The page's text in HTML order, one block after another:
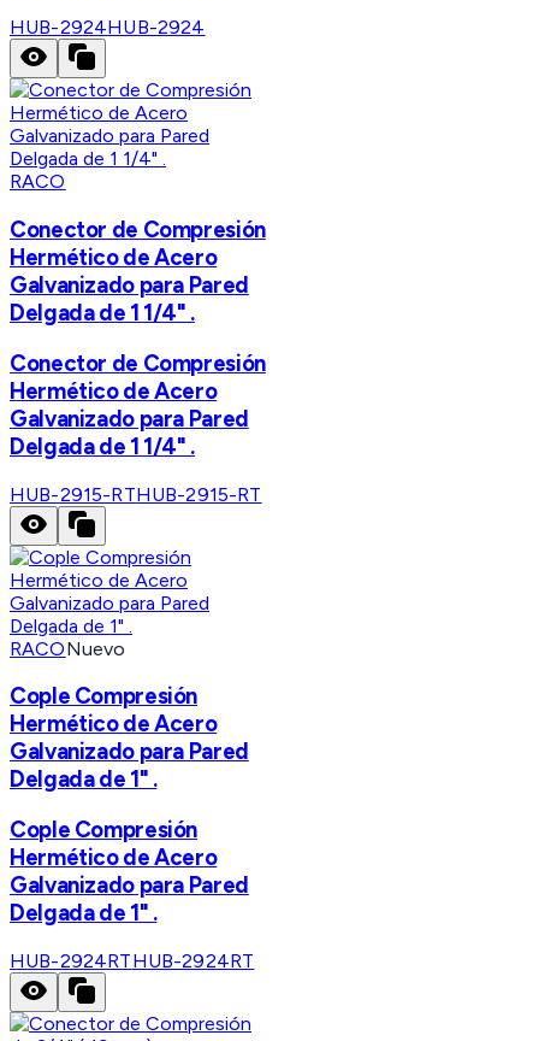
HUB-2924HUB-2924
RACO
Conector de Compresión
Hermético de Acero
Galvanizado para Pared
Delgada de 1 1/4" .
Conector de Compresión
Hermético de Acero
Galvanizado para Pared
Delgada de 1 1/4" .
HUB-2915-RTHUB-2915-RT
RACONuevo
Cople Compresión
Hermético de Acero
Galvanizado para Pared
Delgada de 1" .
Cople Compresión
Hermético de Acero
Galvanizado para Pared
Delgada de 1" .
HUB-2924RTHUB-2924RT